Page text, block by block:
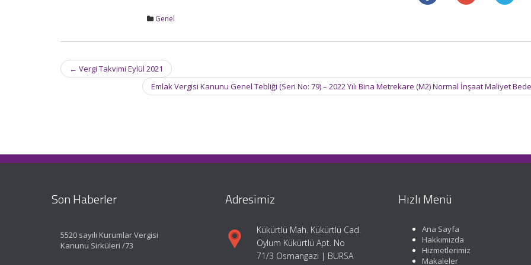
Genel
Post
navigation
← Vergi Takvimi Eylül 2021
Emlak Vergisi Kanunu Genel Tebliği (Seri No: 79) – 2022 Yılı Bina Metrekare (M2) Normal İnşaat Maliyet
Son Haberler
5520 sayılı Kurumlar Vergisi
Kanunu Sirküleri /73
Adresimiz
Kükürtlü Mah. Kükürtlü Cad.
Oylum Kükürtlü Apt. No
71/3 Osmangazi | BURSA
Hızlı Menü
Ana Sayfa
Hakkımızda
Hizmetlerimiz
Makaleler